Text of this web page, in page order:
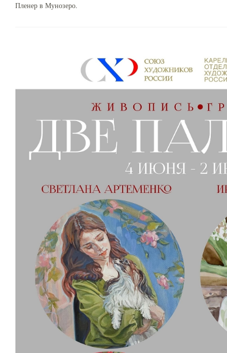
Пленер в Мунозеро.